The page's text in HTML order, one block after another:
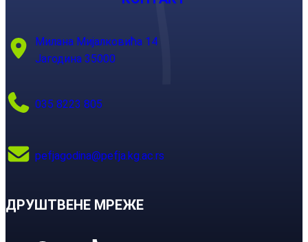
Милана Мијалковића 14
Јагодина 35000
035 8223 805
pefjagodina@pefja.kg.ac.rs
ДРУШТВЕНЕ МРЕЖЕ